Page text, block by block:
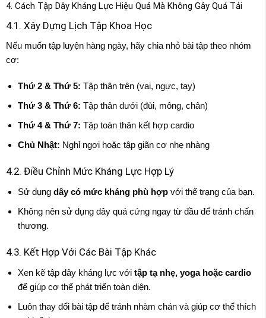
4. Cách Tập Dây Kháng Lực Hiệu Quả Mà Không Gây Quá Tải
4.1. Xây Dựng Lịch Tập Khoa Học
Nếu muốn tập luyện hàng ngày, hãy chia nhỏ bài tập theo nhóm
cơ:
Thứ 2 & Thứ 5: Tập thân trên (vai, ngực, tay)
Thứ 3 & Thứ 6: Tập thân dưới (đùi, mông, chân)
Thứ 4 & Thứ 7: Tập toàn thân kết hợp cardio
Chủ Nhật: Nghỉ ngơi hoặc tập giãn cơ nhẹ nhàng
4.2. Điều Chỉnh Mức Kháng Lực Hợp Lý
Sử dụng dây có mức kháng phù hợpvới thể trạng của bạn.
Không nên sử dụng dây quá cứng ngay từ đầu để tránh chấn
thương.
4.3. Kết Hợp Với Các Bài Tập Khác
Xen kẽ tập dây kháng lực với tập tạ nhẹ, yoga hoặc cardio
để giúp cơ thể phát triển toàn diện.
Luôn thay đổi bài tập để tránh nhàm chán và giúp cơ thể thích